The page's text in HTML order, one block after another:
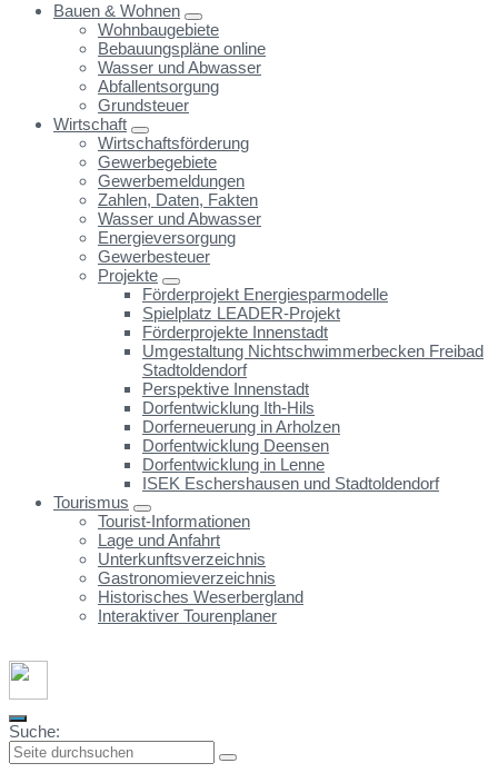
Bauen & Wohnen
Wohnbaugebiete
Bebauungspläne online
Wasser und Abwasser
Abfallentsorgung
Grundsteuer
Wirtschaft
Wirtschaftsförderung
Gewerbegebiete
Gewerbemeldungen
Zahlen, Daten, Fakten
Wasser und Abwasser
Energieversorgung
Gewerbesteuer
Projekte
Förderprojekt Energiesparmodelle
Spielplatz LEADER-Projekt
Förderprojekte Innenstadt
Umgestaltung Nichtschwimmerbecken Freibad
Stadtoldendorf
Perspektive Innenstadt
Dorfentwicklung Ith-Hils
Dorferneuerung in Arholzen
Dorfentwicklung Deensen
Dorfentwicklung in Lenne
ISEK Eschershausen und Stadtoldendorf
Tourismus
Tourist-Informationen
Lage und Anfahrt
Unterkunftsverzeichnis
Gastronomieverzeichnis
Historisches Weserbergland
Interaktiver Tourenplaner
Suche: